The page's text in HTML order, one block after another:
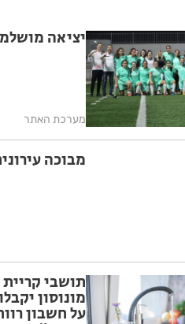
יציאה
מערכת האתר
מבוכה
תושבי קריית
מונוסון
על חשבון